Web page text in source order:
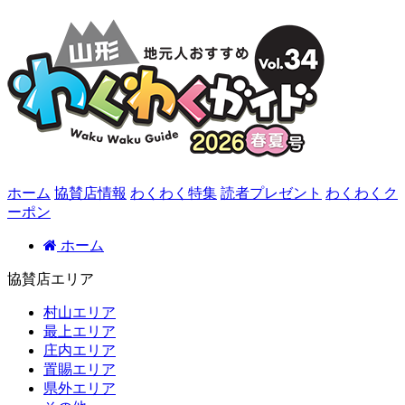
ホーム 協賛店情報 わくわく特集 読者プレゼント わくわくク
ーポン
ホーム
協賛店エリア
村山エリア
最上エリア
庄内エリア
置賜エリア
県外エリア